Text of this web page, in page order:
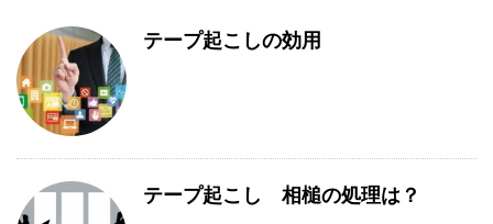
テープ起こしの効用
テープ起こし 相槌の処理は？